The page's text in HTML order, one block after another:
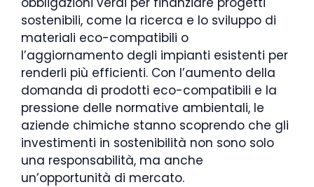
sostenibili, come la ricerca e lo sviluppo di
materiali eco-compatibili o
l’aggiornamento degli impianti esistenti per
renderli più efficienti. Con l’aumento della
domanda di prodotti eco-compatibili e la
pressione delle normative ambientali, le
aziende chimiche stanno scoprendo che gli
investimenti in sostenibilità non sono solo
una responsabilità, ma anche
un’opportunità di mercato.